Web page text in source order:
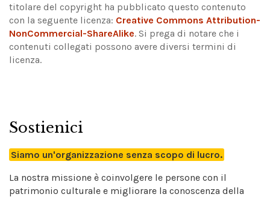
titolare del copyright ha pubblicato questo contenuto
con la seguente licenza: Creative Commons Attribution-
NonCommercial-ShareAlike. Si prega di notare che i
contenuti collegati possono avere diversi termini di
licenza.
Sostienici
Siamo un'organizzazione senza scopo di lucro.
La nostra missione è coinvolgere le persone con il
patrimonio culturale e migliorare la conoscenza della